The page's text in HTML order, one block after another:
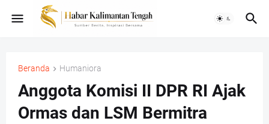
Beranda Humaniora
Anggota Komisi II DPR RI Ajak
Ormas dan LSM Bermitra